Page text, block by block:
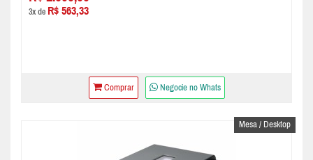
3x de R$ 563,33
Comprar Negocie no Whats
Mesa / Desktop